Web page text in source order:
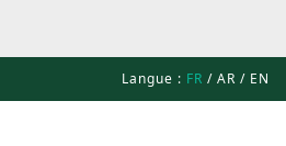
Langue : FR / AR / EN